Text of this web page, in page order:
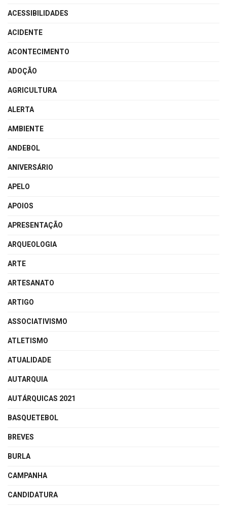
ACESSIBILIDADES
ACIDENTE
ACONTECIMENTO
ADOÇÃO
AGRICULTURA
ALERTA
AMBIENTE
ANDEBOL
ANIVERSÁRIO
APELO
APOIOS
APRESENTAÇÃO
ARQUEOLOGIA
ARTE
ARTESANATO
ARTIGO
ASSOCIATIVISMO
ATLETISMO
ATUALIDADE
AUTARQUIA
AUTÁRQUICAS 2021
BASQUETEBOL
BREVES
BURLA
CAMPANHA
CANDIDATURA